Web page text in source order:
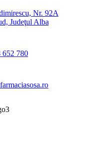
Nr. 92A
Judeţul Alba
652 780